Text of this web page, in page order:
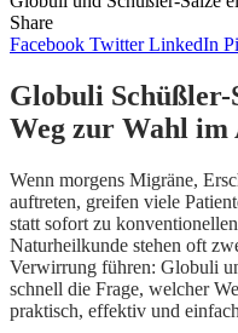
Share
Facebook Twitter LinkedIn
Globuli Schüßler-
Weg zur Wahl im
Wenn morgens Migräne,
auftreten, greifen viele
statt sofort zu
Naturheilkunde stehen oft
Verwirrung führen: Globuli
schnell die Frage, welcher
praktisch, effektiv und